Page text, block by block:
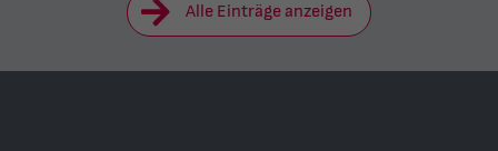
Alle Einträge anzeigen